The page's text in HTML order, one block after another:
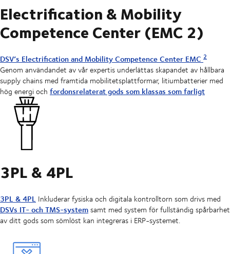
Electrification & Mobility
Competence Center (EMC 2)
DSV’s Electrification and Mobility Competence Center EMC 2
Genom användandet av vår expertis underlättas skapandet av hållbara
supply chains med framtida mobilitetsplattformar, litiumbatterier med
hög energi och fordonsrelaterat gods som klassas som farligt
3PL & 4PL
3PL & 4PL Inkluderar fysiska och digitala kontrolltorn som drivs med
DSVs IT- och TMS-systemsamt med system för fullständig spårbarhet
av ditt gods som sömlöst kan integreras i ERP-systemet.